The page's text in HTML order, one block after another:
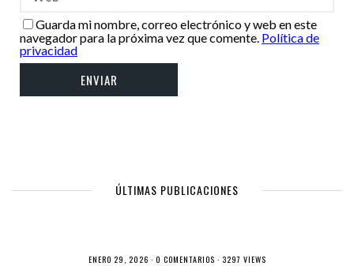
Guarda mi nombre, correo electrónico y web en este
navegador para la próxima vez que comente. Política de
privacidad
ÚLTIMAS PUBLICACIONES
ENERO 29, 2026 · 0 COMENTARIOS · 3297 VIEWS